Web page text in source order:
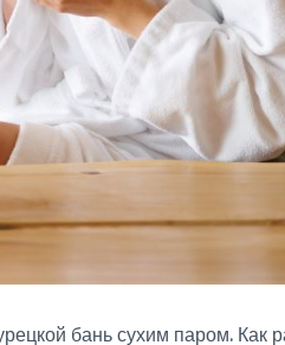
бань сухим паром. Как